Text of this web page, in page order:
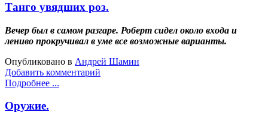
Танго увядших роз.
Вечер был в самом разгаре. Роберт сидел около входа и
лениво прокручивал в уме все возможные варианты.
Опубликовано в Андрей Шамин
Добавить комментарий
Подробнее ...
Оружие.